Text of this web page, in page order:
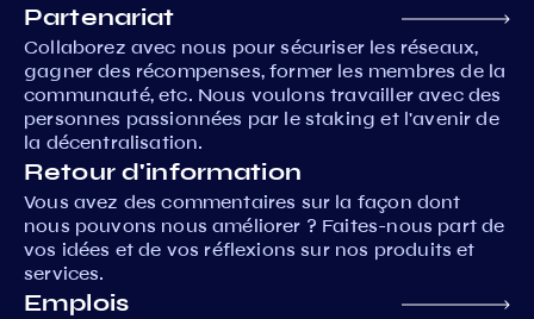
Partenariat
Collaborez avec nous pour sécuriser les réseaux,
gagner des récompenses, former les membres de la
communauté, etc. Nous voulons travailler avec des
personnes passionnées par le staking et l'avenir de
la décentralisation.
Retour d'information
Vous avez des commentaires sur la façon dont
nous pouvons nous améliorer ? Faites-nous part de
vos idées et de vos réflexions sur nos produits et
services.
Emplois